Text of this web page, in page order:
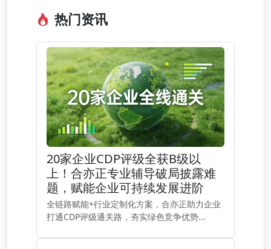
热门资讯
20家企业CDP评级全获B级以
上！合亦正专业辅导破局披露难
题，赋能企业可持续发展进阶
全链路赋能+行业定制化方案，合亦正助力企业
打通CDP评级通关路，夯实绿色竞争优势...